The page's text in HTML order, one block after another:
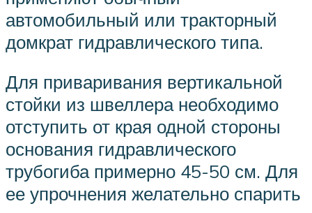
автомобильный или тракторный
домкрат гидравлического типа.
Для приваривания вертикальной
стойки из швеллера необходимо
отступить от края одной стороны
основания гидравлического
трубогиба примерно 45-50 см. Для
ее упрочнения желательно спарить